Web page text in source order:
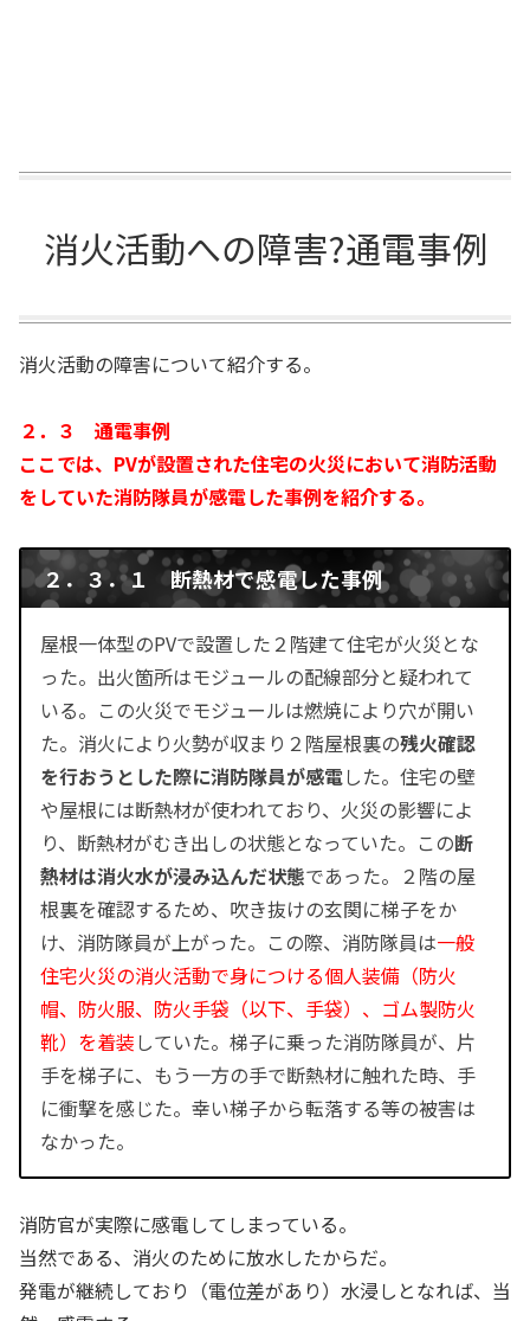
消火活動への障害?通電事例
消火活動の障害について紹介する。
２．３ 通電事例
ここでは、PVが設置された住宅の火災において消防活動
をしていた消防隊員が感電した事例を紹介する。
２．３．１ 断熱材で感電した事例
屋根一体型のPVで設置した２階建て住宅が火災とな
った。出火箇所はモジュールの配線部分と疑われて
いる。この火災でモジュールは燃焼により穴が開い
た。消火により火勢が収まり２階屋根裏の残火確認
を行おうとした際に消防隊員が感電 した。住宅の壁
や屋根には断熱材が使われており、火災の影響によ
り、断熱材がむき出しの状態となっていた。この断
熱材は消火水が浸み込んだ状態であった。２階の屋
根裏を確認するため、吹き抜けの玄関に梯子をか
け、消防隊員が上がった。この際、消防隊員は一般
住宅火災の消火活動で身につける個人装備（防火
帽、防火服、防火手袋（以下、手袋）、ゴム製防火
靴）を着装 していた。梯子に乗った消防隊員が、片
手を梯子に、もう一方の手で断熱材に触れた時、手
に衝撃を感じた。幸い梯子から転落する等の被害は
なかった。
消防官が実際に感電してしまっている。
当然である、消火のために放水したからだ。
発電が継続しており（電位差があり）水浸しとなれば、当